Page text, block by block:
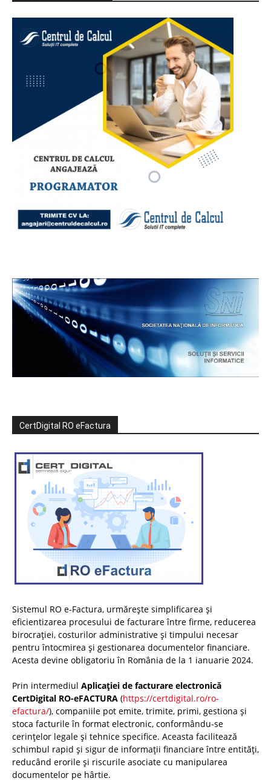
CertDigital RO eFactura
Sistemul RO e-Factura, urmărește simplificarea și
eficientizarea procesului de facturare între firme, reducerea
birocrației, costurilor administrative și timpului necesar
pentru întocmirea și gestionarea documentelor financiare.
Acesta devine obligatoriu în România de la 1 ianuarie 2024.
Prin intermediul Aplicației de facturare electronică
CertDigital RO-eFACTURA (https://certdigital.ro/ro-
efactura/), companiile pot emite, trimite, primi, gestiona și
stoca facturile în format electronic, conformându-se
cerințelor legale și tehnice specifice. Aceasta facilitează
schimbul rapid și sigur de informații financiare între entități,
reducând erorile și riscurile asociate cu manipularea
documentelor pe hârtie.